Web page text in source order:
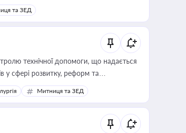
та ЗЕД
технічної допомоги, що надається
у сфері розвитку, реформ та
Митниця та ЗЕД